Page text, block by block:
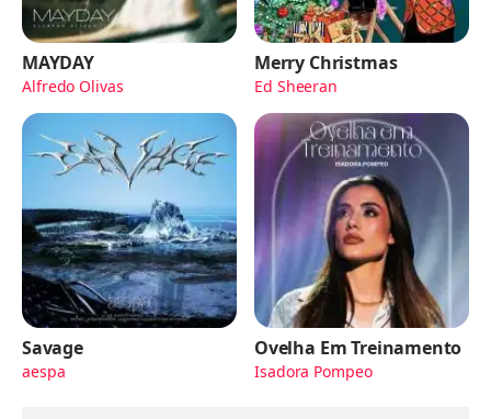
MAYDAY
Alfredo Olivas
Merry Christmas
Ed Sheeran
Savage
aespa
Ovelha Em Treinamento
Isadora Pompeo